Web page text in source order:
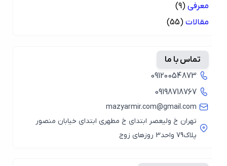
معرفی (9)
مقالات (55)
تماس با ما
09120054873
09198718767
mazyarmir.com@gmail.com
تهران خ ولیعصر ابتدای خ مطهری ابتدای خیابان منصور
پلاک79 واحد3 روزهای زوج